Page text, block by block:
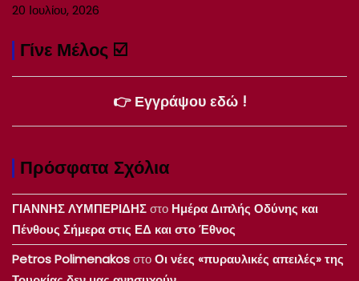
20 Ιουλίου, 2026
Γίνε Μέλος ☑️
👉 Εγγράψου εδώ !
Πρόσφατα Σχόλια
ΓΙΑΝΝΗΣ ΛΥΜΠΕΡΙΔΗΣστο Ημέρα Διπλής Οδύνης και
Πένθους Σήμερα στις ΕΔ και στο Έθνος
Petros PolimenakosστοΟι νέες «πυραυλικές απειλές» της